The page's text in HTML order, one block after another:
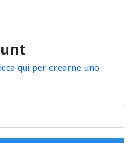
qui per crearne uno